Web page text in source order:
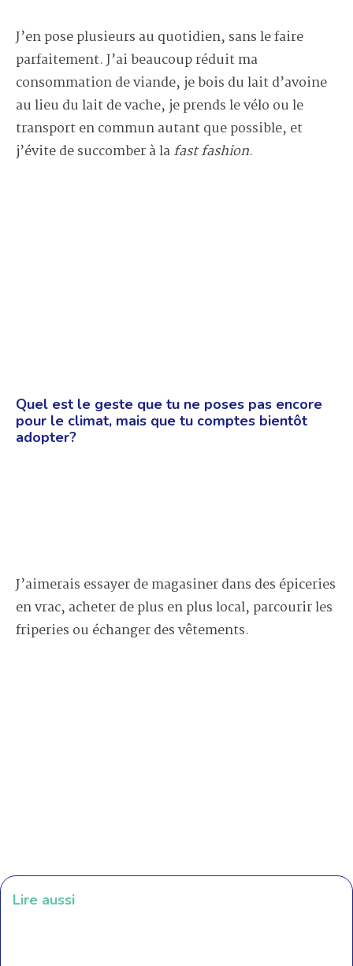
J’en pose plusieurs au quotidien, sans le faire
parfaitement. J’ai beaucoup réduit ma
consommation de viande, je bois du lait d’avoine
au lieu du lait de vache, je prends le vélo ou le
transport en commun autant que possible, et
j’évite de succomber à lafast fashion.
Quel est le geste que tu ne poses pas encore
pour le climat, mais que tu comptes bientôt
adopter?
J’aimerais essayer de magasiner dans des épiceries
en vrac, acheter de plus en plus local, parcourir les
friperies ou échanger des vêtements.
Lire aussi